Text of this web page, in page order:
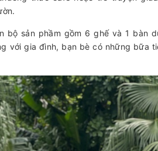
bộ sản phầm gồm 6 ghế và 1 bàn
với gia đình, bạn bè có những bữa